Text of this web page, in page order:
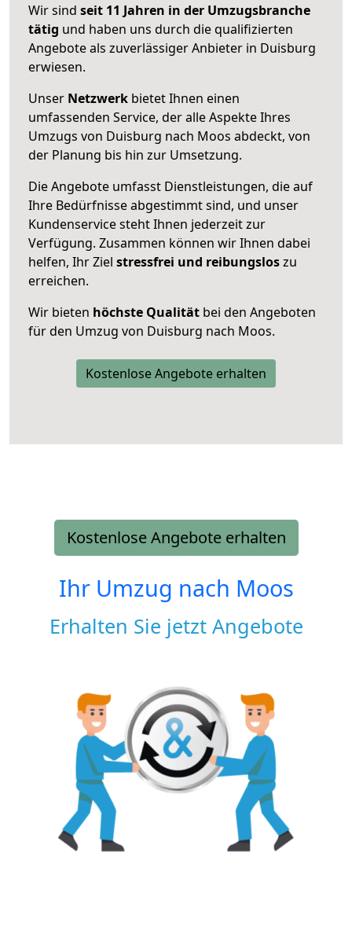
Wir sind seit 11 Jahren in der Umzugsbranche
tätig und haben uns durch die qualifizierten
Angebote als zuverlässiger Anbieter in Duisburg
erwiesen.
Unser Netzwerk bietet Ihnen einen
umfassenden Service, der alle Aspekte Ihres
Umzugs von Duisburg nach Moos abdeckt, von
der Planung bis hin zur Umsetzung.
Die Angebote umfasst Dienstleistungen, die auf
Ihre Bedürfnisse abgestimmt sind, und unser
Kundenservice steht Ihnen jederzeit zur
Verfügung. Zusammen können wir Ihnen dabei
helfen, Ihr Ziel stressfrei und reibungsloszu
erreichen.
Wir bieten höchste Qualität bei den Angeboten
für den Umzug von Duisburg nach Moos.
Kostenlose Angebote erhalten
Kostenlose Angebote erhalten
Ihr Umzug nach Moos
Erhalten Sie jetzt Angebote